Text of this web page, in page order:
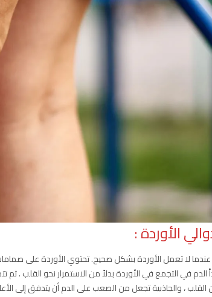
الأوردة :
عندما لا تعمل الأوردة بشكل صحيح. تحتوي الأوردة على
الدم في التجمع في الأوردة بدلاً من الاستمرار نحو القلب . ثم
، والجاذبية تجعل من الصعب على الدم أن يتدفق إلى